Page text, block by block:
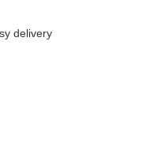
delivery